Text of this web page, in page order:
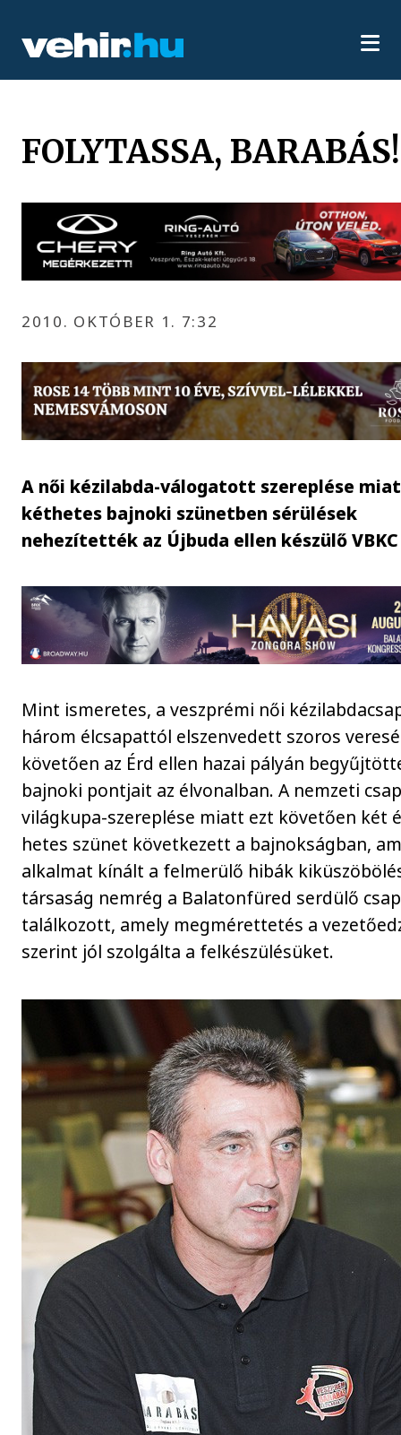
FOLYTASSA, BARABÁS!
2010. OKTÓBER 1. 7:32
A női kézilabda-válogatott szereplése
kéthetes bajnoki szünetben sérülések
nehezítették az Újbuda ellen készülő
Mint ismeretes, a veszprémi női
három élcsapattól elszenvedett szoros
követően az Érd ellen hazai pályán
bajnoki pontjait az élvonalban. A nemzeti
világkupa-szereplése miatt ezt követően két
hetes szünet következett a bajnokságban,
alkalmat kínált a felmerülő hibák
társaság nemrég a Balatonfüred serdülő
találkozott, amely megmérettetés a
szerint jól szolgálta a felkészülésüket.